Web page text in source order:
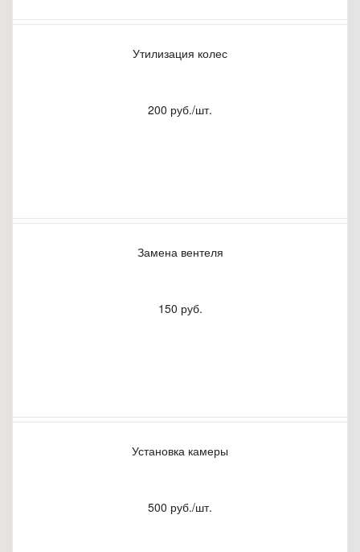
Утилизация колес
200 руб./шт.
Замена вентеля
150 руб.
Установка камеры
500 руб./шт.